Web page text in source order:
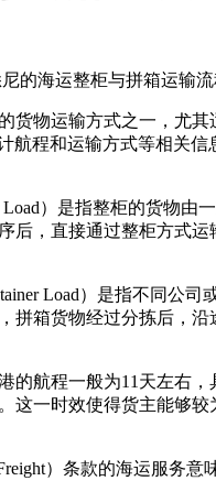
的海运整柜与拼箱运输流
货物运输方式之一，尤
航程和运输方式等相关信
Load）是指整柜的货物
后，直接通过整柜方式运
Load）是指不同公
拼箱货物经过分拣后，沿
的航程一般为11天左右
这一时效使得货主能够较
Freight）条款的海运服